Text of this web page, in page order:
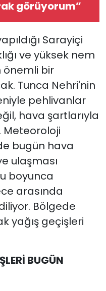
görüyorum”
Sarayiçi
ve yüksek nem
önemli bir
Tunca Nehri'nin
pehlivanlar
hava şartlarıyla
bugün hava
ulaşması
boyunca
arasında
Bölgede
yağış geçişleri
BUGÜN